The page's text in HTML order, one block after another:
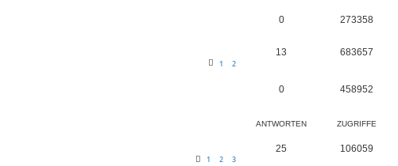
0 273358
1 2
13 683657
0 458952
ANTWORTEN ZUGRIFFE
1 2 3
25 106059